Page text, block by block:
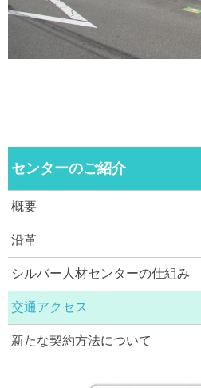
センターのご紹介
概要
沿革
シルバー人材センターの仕組み
交通アクセス
新たな契約方法について